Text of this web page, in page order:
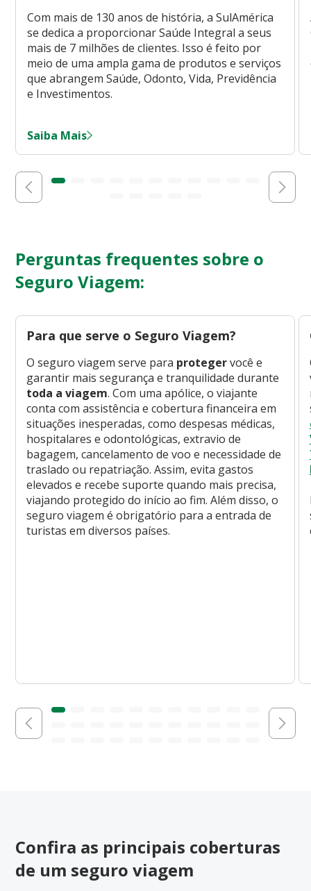
Com mais de 130 anos de história, a SulAmérica
se dedica a proporcionar Saúde Integral a seus
mais de 7 milhões de clientes. Isso é feito por
meio de uma ampla gama de produtos e serviços
que abrangem Saúde, Odonto, Vida, Previdência
e Investimentos.
Saiba Mais
Perguntas frequentes sobre o
Seguro Viagem:
Para que serve o Seguro Viagem?
O seguro viagem serve para protegervocê e
garantir mais segurança e tranquilidade durante
toda a viagem. Com uma apólice, o viajante
conta com assistência e cobertura financeira em
situações inesperadas, como despesas médicas,
hospitalares e odontológicas, extravio de
bagagem, cancelamento de voo e necessidade de
traslado ou repatriação. Assim, evita gastos
elevados e recebe suporte quando mais precisa,
viajando protegido do início ao fim. Além disso, o
seguro viagem é obrigatório para a entrada de
turistas em diversos países.
Confira as principais coberturas
de um seguro viagem